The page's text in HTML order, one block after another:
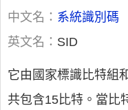
中文名： 系統識別碼
英文名： SID
它由國家標識比特組
共包含15比特。當比